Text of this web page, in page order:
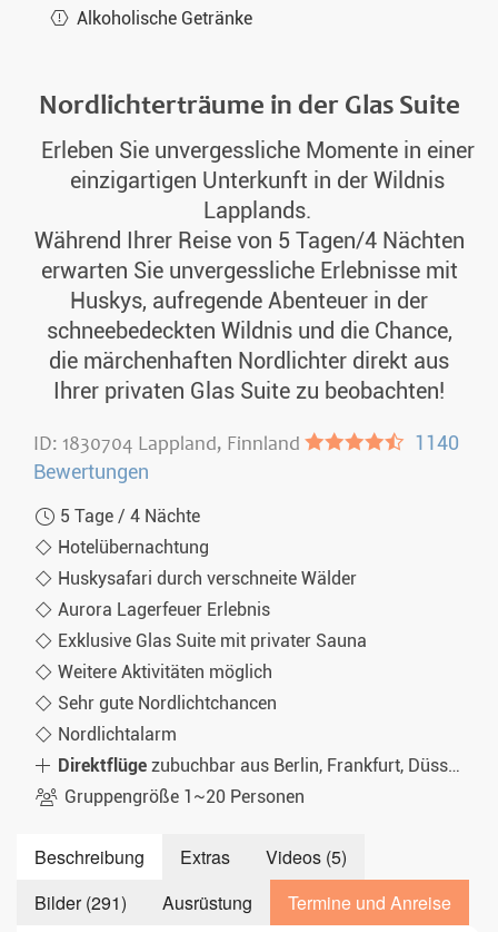
Alkoholische Getränke
Nordlichterträume in der Glas Suite
Erleben Sie unvergessliche Momente in einer
einzigartigen Unterkunft in der Wildnis
Lapplands.
Während Ihrer Reise von 5 Tagen/4 Nächten
erwarten Sie unvergessliche Erlebnisse mit
Huskys, aufregende Abenteuer in der
schneebedeckten Wildnis und die Chance,
die märchenhaften Nordlichter direkt aus
Ihrer privaten Glas Suite zu beobachten!
ID: 1830704 Lappland, Finnland ●●●●◐ 1140
Bewertungen
5 Tage / 4 Nächte
Hotelübernachtung
Huskysafari durch verschneite Wälder
Aurora Lagerfeuer Erlebnis
Exklusive Glas Suite mit privater Sauna
Weitere Aktivitäten möglich
Sehr gute Nordlichtchancen
Nordlichtalarm
Direktflüge zubuchbar aus Berlin, Frankfurt, Düsseldorf, München, Zürich
Gruppengröße 1~20 Personen
Beschreibung Extras
Videos (5)
Bilder (291)
Ausrüstung Termine und Anreise